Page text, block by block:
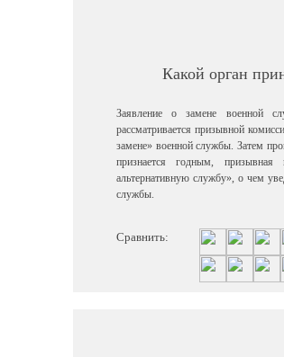
Какой орган
Заявление о замене военной
рассматривается призывной
замене» военной службы. Затем
признается годным,
альтернативную службу», о чем
службы.
Сравнить: